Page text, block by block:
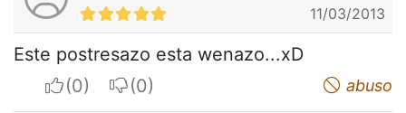
11/03/2013
Este postresazo esta wenazo...xD
I apreciateI do not appreciate abuso